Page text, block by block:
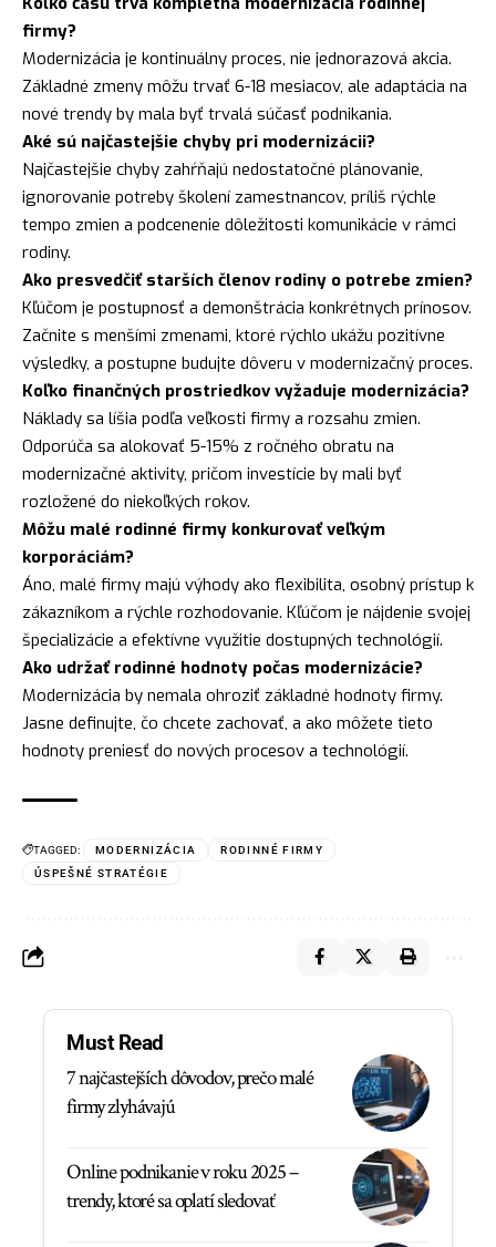
firmy?
Modernizácia je kontinuálny proces, nie jednorazová akcia.
Základné zmeny môžu trvať 6-18 mesiacov, ale adaptácia na
nové trendy by mala byť trvalá súčasť podnikania.
Aké sú najčastejšie chyby pri modernizácii?
Najčastejšie chyby zahŕňajú nedostatočné plánovanie,
ignorovanie potreby školení zamestnancov, príliš rýchle
tempo zmien a podcenenie dôležitosti komunikácie v rámci
rodiny.
Ako presvedčiť starších členov rodiny o potrebe zmien?
Kľúčom je postupnosť a demonštrácia konkrétnych prínosov.
Začnite s menšími zmenami, ktoré rýchlo ukážu pozitívne
výsledky, a postupne budujte dôveru v modernizačný proces.
Koľko finančných prostriedkov vyžaduje modernizácia?
Náklady sa líšia podľa veľkosti firmy a rozsahu zmien.
Odporúča sa alokovať 5-15% z ročného obratu na
modernizačné aktivity, pričom investície by mali byť
rozložené do niekoľkých rokov.
Môžu malé rodinné firmy konkurovať veľkým
korporáciám?
Áno, malé firmy majú výhody ako flexibilita, osobný prístup k
zákazníkom a rýchle rozhodovanie. Kľúčom je nájdenie svojej
špecializácie a efektívne využitie dostupných technológií.
Ako udržať rodinné hodnoty počas modernizácie?
Modernizácia by nemala ohroziť základné hodnoty firmy.
Jasne definujte, čo chcete zachovať, a ako môžete tieto
hodnoty preniesť do nových procesov a technológií.
TAGGED: MODERNIZÁCIA
RODINNÉ FIRMY
ÚSPEŠNÉ STRATÉGIE
Must Read
7 najčastejších dôvodov, prečo malé
firmy zlyhávajú
Online podnikanie v roku 2025 –
trendy, ktoré sa oplatí sledovať